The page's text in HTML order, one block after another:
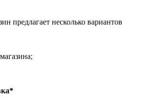
предлагает несколько вариантов